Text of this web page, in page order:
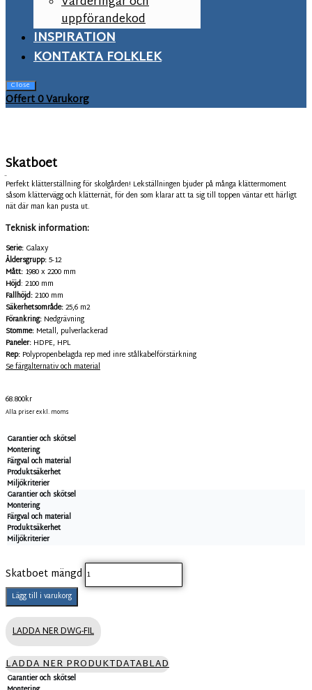
uppförandekod
INSPIRATION
KONTAKTA FOLKLEK
Close
Offert0Varukorg
Skatboet
Perfekt klätterställning för skolgården! Lekställningen bjuder på många klättermoment
såsom klättervägg och klätternät, för den som klarar att ta sig till toppen väntar ett härligt
nät där man kan pusta ut.
Teknisk information:
Serie: Galaxy
Åldersgrupp:5-12
Mått: 1980 x 2200 mm
Höjd: 2100 mm
Fallhöjd:2100 mm
Säkerhetsområde:25,6 m2
Förankring: Nedgrävning
Stomme: Metall, pulverlackerad
Paneler: HDPE, HPL
Rep: Polypropenbelagda rep med inre stålkabelförstärkning
Se färgalternativ och material
68.800kr
Alla priser exkl. moms
Garantier och skötsel
Montering
Färgval och material
Produktsäkerhet
Miljökriterier
Garantier och skötsel
Montering
Färgval och material
Produktsäkerhet
Miljökriterier
Skatboet mängd
Lägg till i varukorg
LADDA NER DWG-FIL
LADDA NER PRODUKTDATABLAD
Garantier och skötsel